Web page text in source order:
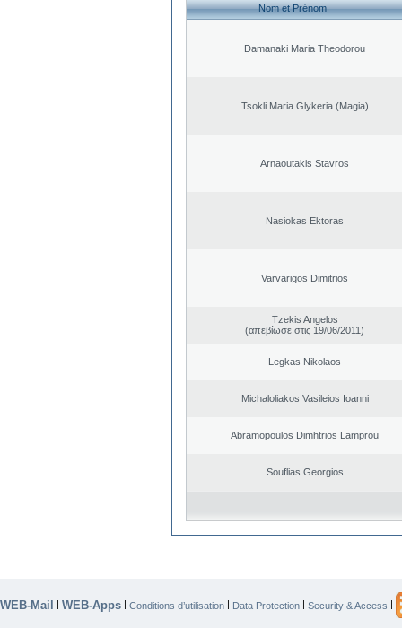
Nom et Prénom
Damanaki Maria Theodorou
Tsokli Maria Glykeria (Magia)
Arnaoutakis Stavros
Nasiokas Ektoras
Varvarigos Dimitrios
Tzekis Angelos
(απεβίωσε στις 19/06/2011)
Legkas Nikolaos
Michaloliakos Vasileios Ioanni
Abramopoulos Dimhtrios Lamprou
Souflias Georgios
WEB-Mail WEB-Apps Conditions d’utilisation Data Protection Security & Access